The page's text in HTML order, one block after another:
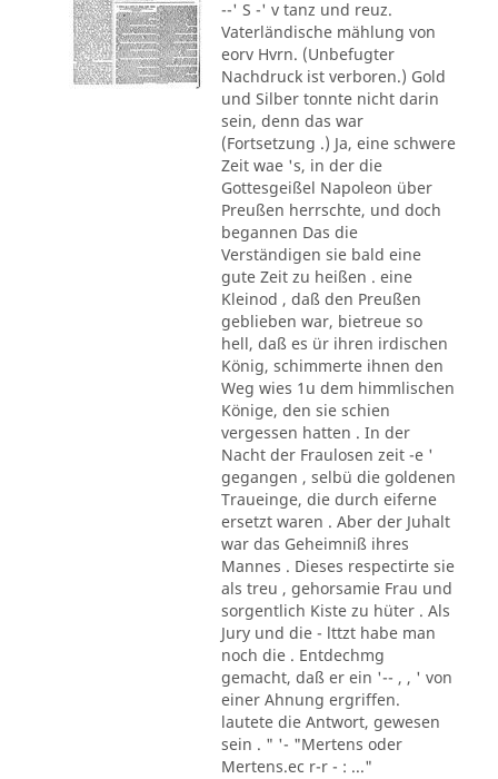
--' S -' v tanz und reuz.
Vaterländische mählung von
eorv Hvrn. (Unbefugter
Nachdruck ist verboren.) Gold
und Silber tonnte nicht darin
sein, denn das war
(Fortsetzung .) Ja, eine schwere
Zeit wae 's, in der die
Gottesgeißel Napoleon über
Preußen herrschte, und doch
begannen Das die
Verständigen sie bald eine
gute Zeit zu heißen . eine
Kleinod , daß den Preußen
geblieben war, bietreue so
hell, daß es ür ihren irdischen
König, schimmerte ihnen den
Weg wies 1u dem himmlischen
Könige, den sie schien
vergessen hatten . In der
Nacht der Fraulosen zeit -e '
gegangen , selbü die goldenen
Traueinge, die durch eiferne
ersetzt waren . Aber der Juhalt
war das Geheimniß ihres
Mannes . Dieses respectirte sie
als treu , gehorsamie Frau und
sorgentlich Kiste zu hüter . Als
Jury und die - lttzt habe man
noch die . Entdechmg
gemacht, daß er ein '-- , , ' von
einer Ahnung ergriffen.
lautete die Antwort, gewesen
sein . " '- "Mertens oder
Mertens.ec r-r - : ..."